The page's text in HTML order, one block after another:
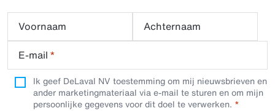
Voornaam
Achternaam
E-mail *
Ik geef DeLaval NV toestemming om mij nieuwsbrieven en
ander marketingmateriaal via e-mail te sturen en om mijn
persoonlijke gegevens voor dit doel te verwerken.